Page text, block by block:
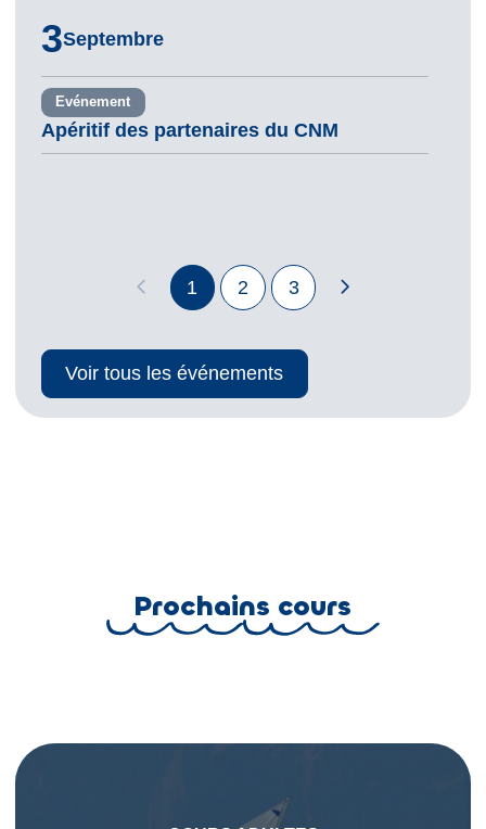
3Septembre
Evénement
Apéritif des partenaires du CNM
1 2 3
Voir tous les événements
Prochains cours